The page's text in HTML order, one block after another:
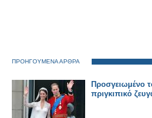
ΠΡΟΗΓΟΥΜΕΝΑ ΑΡΘΡΑ
Προσγειωμένο
πριγκιπικό